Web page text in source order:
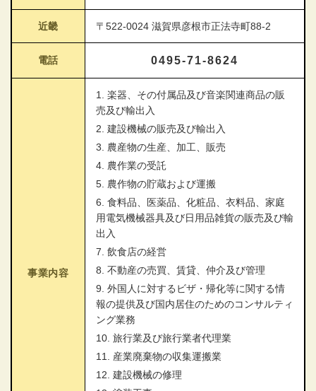
近畿 〒522-0024 滋賀県彦根市正法寺町88-2
電話 0495-71-8624
事業内容
1. 楽器、その付属品及び音楽関連商品の販
売及び輸出入
2. 建設機械の販売及び輸出入
3. 農産物の生産、加工、販売
4. 農作業の受託
5. 農作物の貯蔵および運搬
6. 食料品、医薬品、化粧品、衣料品、家庭
用電気機械器具及び日用品雑貨の販売及び輸
出入
7. 飲食店の経営
8. 不動産の売買、賃貸、仲介及び管理
9. 外国人に対するビザ・帰化等に関する情
報の提供及び国内居住のためのコンサルティ
ング業務
10. 旅行業及び旅行業者代理業
11. 産業廃棄物の収集運搬業
12. 建設機械の修理